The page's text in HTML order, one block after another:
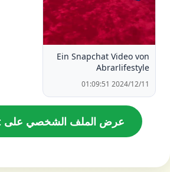
Ein Snapchat Video von
Abrarlifestyle
2024/12/11 01:09:51
عرض الملف الشخصي على Snapchat